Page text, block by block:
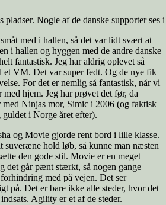
pladser. Nogle af de danske supporter
med i hallen, så det var lidt svært at
i hallen og hyggen med de andre danske
fantastisk. Jeg har aldrig oplevet så
et VM. Det var super fedt. Og de nye fik
For det er nemlig så fantastisk, når vi
med hjem. Jeg har prøvet det før, da
med Ninjas mor, Simic i 2006 (og faktisk
guldet i Norge året efter).
og Movie gjorde rent bord i lille klasse.
suveræne hold løb, så kunne man næsten
den gode stil. Movie er en meget
det går pænt stærkt, så nogen gange
med på vejen. Det ser
på. Det er bare ikke alle steder, hvor det
Agility er et af de steder.